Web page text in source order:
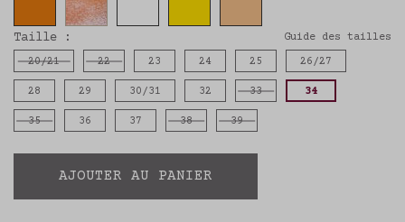
Taille : Guide des tailles
20/21 22 23 24 25 26/27
28 29 30/31 32 33 34
35 36 37 38 39
AJOUTER AU PANIER
Newsletter
Pour être informé de toute
nos offres personnalisées,
inscrivez-vous à notre
newsletter.
Vous bénéficierez de - 10 %